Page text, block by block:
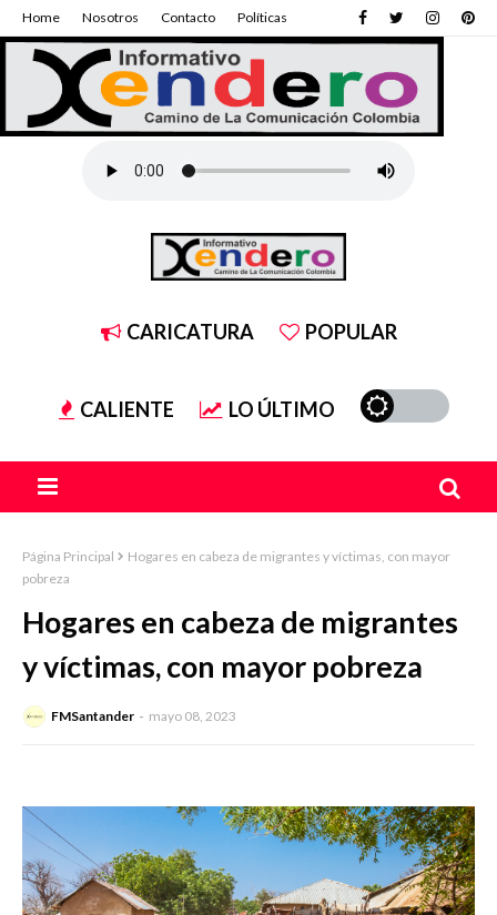
Home Nosotros Contacto Políticas
CARICATURA POPULAR
CALIENTE LO ÚLTIMO
Página Principal
Hogares en cabeza de migrantes y víctimas, con mayor
pobreza
Hogares en cabeza de migrantes
y víctimas, con mayor pobreza
FMSantander mayo 08, 2023